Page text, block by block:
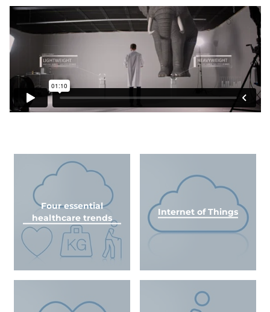
Four essential
healthcare trends
Internet of Things